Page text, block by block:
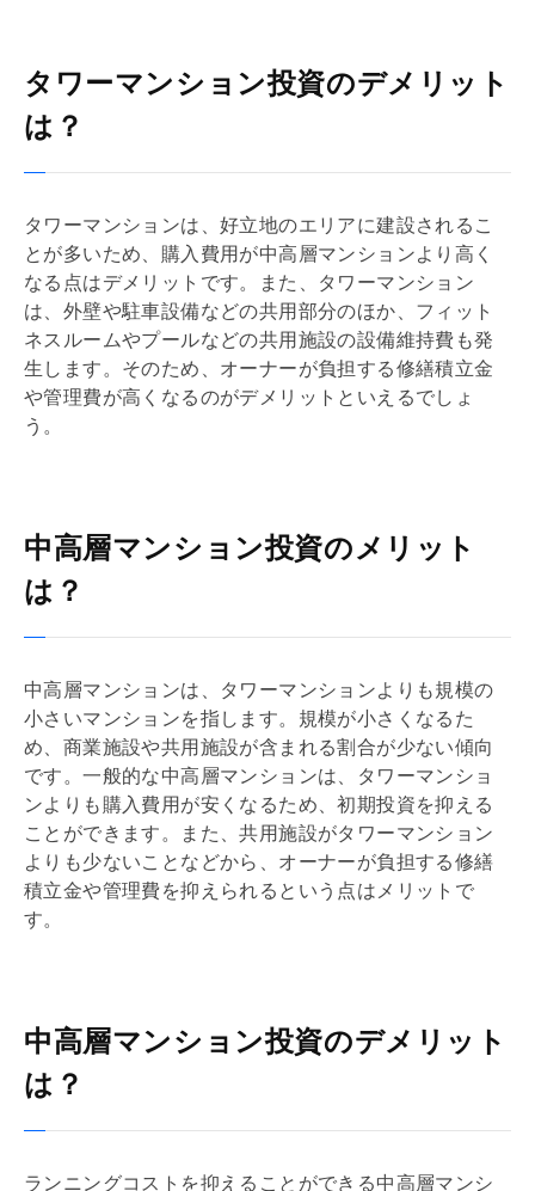
タワーマンション投資のデメリット
は？
タワーマンションは、好立地のエリアに建設されるこ
とが多いため、購入費用が中高層マンションより高く
なる点はデメリットです。また、タワーマンション
は、外壁や駐車設備などの共用部分のほか、フィット
ネスルームやプールなどの共用施設の設備維持費も発
生します。そのため、オーナーが負担する修繕積立金
や管理費が高くなるのがデメリットといえるでしょ
う。
中高層マンション投資のメリット
は？
中高層マンションは、タワーマンションよりも規模の
小さいマンションを指します。規模が小さくなるた
め、商業施設や共用施設が含まれる割合が少ない傾向
です。一般的な中高層マンションは、タワーマンショ
ンよりも購入費用が安くなるため、初期投資を抑える
ことができます。また、共用施設がタワーマンション
よりも少ないことなどから、オーナーが負担する修繕
積立金や管理費を抑えられるという点はメリットで
す。
中高層マンション投資のデメリット
は？
ランニングコストを抑えることができる中高層マンシ